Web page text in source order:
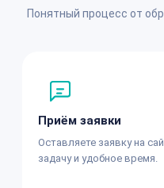
Понятный процесс от
Приём заявки
Оставляете заявку на
задачу и удобное время.